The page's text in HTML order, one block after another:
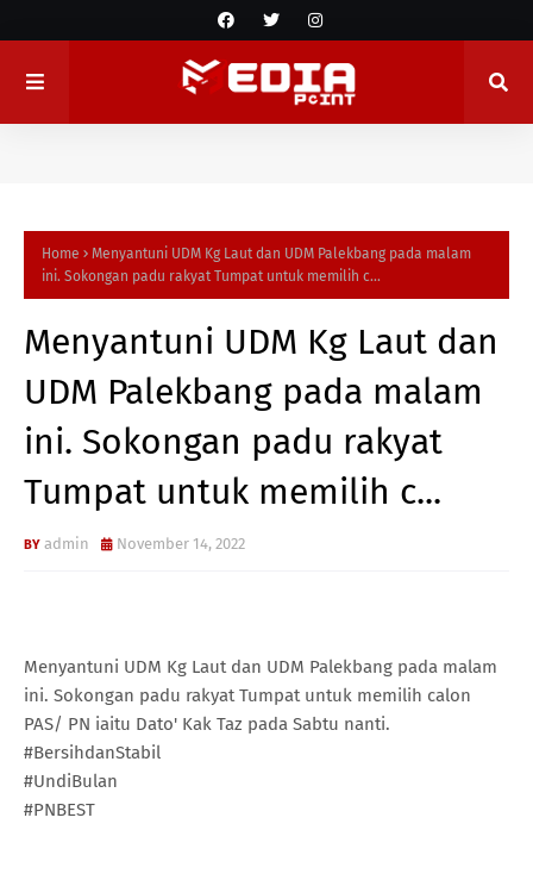
Home
Menyantuni UDM Kg Laut dan UDM Palekbang pada malam
ini. Sokongan padu rakyat Tumpat untuk memilih c...
Menyantuni UDM Kg Laut dan
UDM Palekbang pada malam
ini. Sokongan padu rakyat
Tumpat untuk memilih c...
admin November 14, 2022
Menyantuni UDM Kg Laut dan UDM Palekbang pada malam
ini. Sokongan padu rakyat Tumpat untuk memilih calon
PAS/ PN iaitu Dato' Kak Taz pada Sabtu nanti.
#BersihdanStabil
#UndiBulan
#PNBEST